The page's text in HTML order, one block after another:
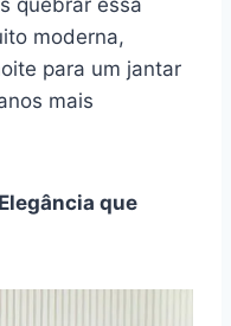
moderna,
para um jantar
mais
que